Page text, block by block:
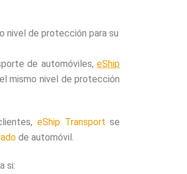
nivel de protección para su
de automóviles,eShip
mismo nivel de protección
eShip Transport se
de automóvil.
si: